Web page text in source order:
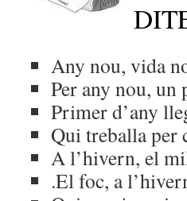
Any nou, vida
Per any nou, un
Primer d’any
Qui treballa per
A l’hivern, el
.El foc, a